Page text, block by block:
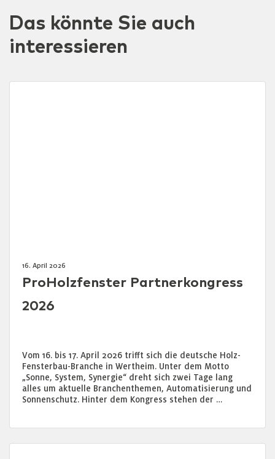
Das könnte Sie auch
interessieren
16. April 2026
ProHolzfenster Partnerkongress
2026
Vom 16. bis 17. April 2026 trifft sich die deutsche Holz-
Fensterbau-Branche in Wertheim. Unter dem Motto
„Sonne, System, Synergie“ dreht sich zwei Tage lang
alles um aktuelle Branchenthemen, Automatisierung und
Sonnenschutz. Hinter dem Kongress stehen der …